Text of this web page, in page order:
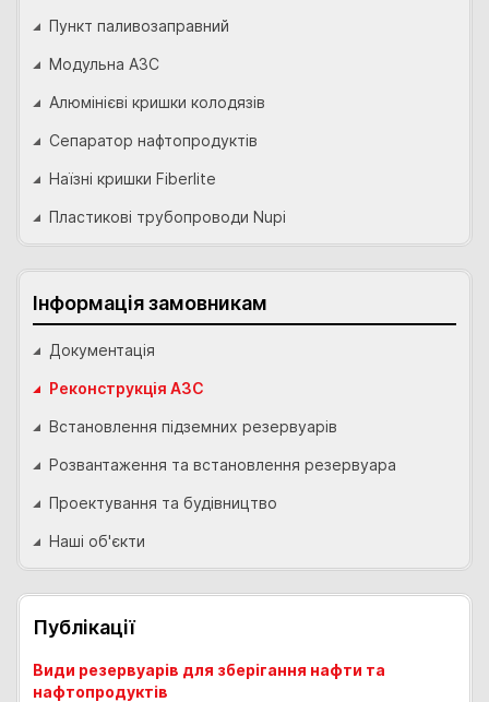
Пункт паливозаправний
Модульна АЗС
Алюмінієві кришки колодязів
Сепаратор нафтопродуктів
Наїзні кришки Fiberlite
Пластикові трубопроводи Nupi
Інформація замовникам
Документація
Реконструкція АЗС
Встановлення підземних резервуарів
Розвантаження та встановлення резервуара
Проектування та будівництво
Наші об'єкти
Публікації
Види резервуарів для зберігання нафти та
нафтопродуктів